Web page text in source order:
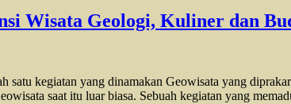
Wisata Geologi, Kuliner dan
satu kegiatan yang dinamakan Geowisata yang
saat itu luar biasa. Sebuah kegiatan yang